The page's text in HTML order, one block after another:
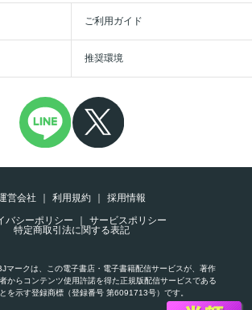
ご利用ガイド
推奨環境
営会社 利用規約
採用情報
バシーポリシー
サービスポリシー
特定商取引法に関する表記
マークは、この電子書店・電子書籍配信サービスが、著作
からコンテンツ使用許諾を得た正規版配信サービスである
を示す登録商標（登録番号 第6091713号）です。